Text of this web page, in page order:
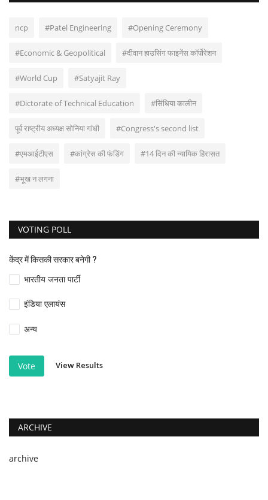
ncp #Patel Engineering #Opening Ceremony
#Economic & Geopolitical #दीवान हाउसिंग फाइनेंस कॉर्पोरेशन
#World Cup #Satyajit Ray
#Dictorate of Technical Education #सिंधिया कालीन
पूर्व राष्ट्रीय अध्यक्ष सोनिया गांधी #Congress's second list
#एमआईटीएस #कांग्रेस की फंडिंग #14 दिन की न्यायिक हिरासत
#भूख न लगना
VOTING POLL
केंद्र में किसकी सरकार बनेगी ?
भारतीय जनता पार्टी
इंडिया एलायंस
अन्य
Vote View Results
ARCHIVE
archive